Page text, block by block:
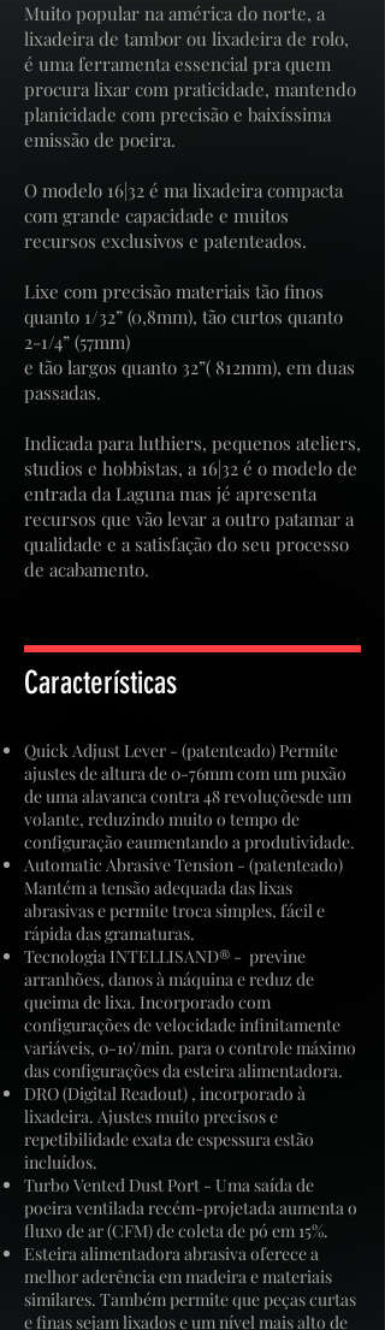
Muito popular na américa do norte, a
lixadeira de tambor ou lixadeira de rolo,
é uma ferramenta essencial pra quem
procura lixar com praticidade, mantendo
planicidade com precisão e baixíssima
emissão de poeira.
O modelo 16|32 é ma lixadeira compacta
com grande capacidade e muitos
recursos exclusivos e patenteados.
Lixe com precisão materiais tão finos
quanto 1/32” (0,8mm), tão curtos quanto
2-1/4” (57mm)
e tão largos quanto 32”( 812mm), em duas
passadas.
Indicada para luthiers, pequenos ateliers,
studios e hobbistas, a 16|32 é o modelo de
entrada da Laguna mas jé apresenta
recursos que vão levar a outro patamar a
qualidade e a satisfação do seu processo
de acabamento.
Características
Quick Adjust Lever - (patenteado) Permite
ajustes de altura de 0-76mm com um puxão
de uma alavanca contra 48 revoluçõesde um
volante, reduzindo muito o tempo de
configuração eaumentando a produtividade.
Automatic Abrasive Tension - (patenteado)
Mantém a tensão adequada das lixas
abrasivas e permite troca simples, fácil e
rápida das gramaturas.
Tecnologia INTELLISAND® - previne
arranhões, danos à máquina e reduz de
queima de lixa. Incorporado com
configurações de velocidade infinitamente
variáveis, 0-10'/min. para o controle máximo
das configurações da esteira alimentadora.
DRO (Digital Readout) , incorporado à
lixadeira. Ajustes muito precisos e
repetibilidade exata de espessura estão
incluídos.
Turbo Vented Dust Port - Uma saída de
poeira ventilada recém-projetada aumenta o
fluxo de ar (CFM) de coleta de pó em 15%.
Esteira alimentadora abrasiva oferece a
melhor aderência em madeira e materiais
similares. Também permite que peças curtas
e finas sejam lixados e um nível mais alto de